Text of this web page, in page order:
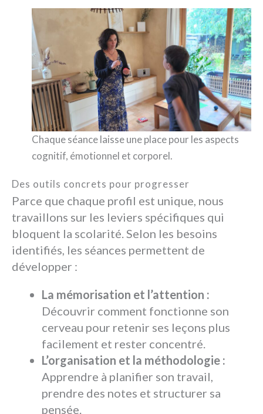
Chaque séance laisse une place pour les aspects
cognitif, émotionnel et corporel.
Des outils concrets pour progresser
Parce que chaque profil est unique, nous
travaillons sur les leviers spécifiques qui
bloquent la scolarité. Selon les besoins
identifiés, les séances permettent de
développer :
La mémorisation et l’attention :
Découvrir comment fonctionne son
cerveau pour retenir ses leçons plus
facilement et rester concentré.
L’organisation et la méthodologie :
Apprendre à planifier son travail,
prendre des notes et structurer sa
pensée.